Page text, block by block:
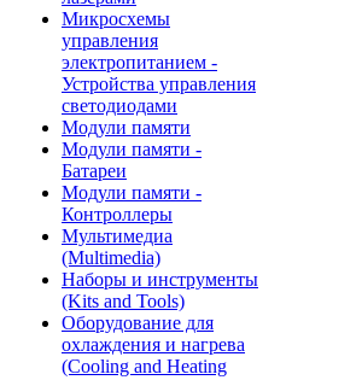
Микросхемы
управления
электропитанием -
Устройства управления
светодиодами
Модули памяти
Модули памяти -
Батареи
Модули памяти -
Контроллеры
Мультимедиа
(Multimedia)
Наборы и инструменты
(Kits and Tools)
Оборудование для
охлаждения и нагрева
(Cooling and Heating